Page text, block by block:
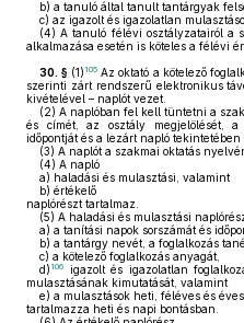
b) a tanuló által tanult tantárgyak
c) az igazolt és igazolatlan
(4) A tanuló félévi osztályzatairól a
alkalmazása esetén is köteles a félévi
30. § (1) 105 Az oktató a kötelező
szerinti zárt rendszerű elektronikus
kivételével – naplót vezet.
(2) A naplóban fel kell tüntetni a
és címét, az osztály megjelölését,
időpontját és a lezárt napló
(3) A naplót a szakmai oktatás
(4) A napló
a) haladási és mulasztási, valamint
b) értékelő
naplórészt tartalmaz.
(5) A haladási és mulasztási
a) a tanítási napok sorszámát és
b) a tantárgy nevét, a foglalkozás
c) a kötelező foglalkozás anyagát,
d) 106
igazolt és igazolatlan
mulasztásának kimutatását, valamint
e) a mulasztások heti, féléves és
tartalmazza heti és napi bontásban.